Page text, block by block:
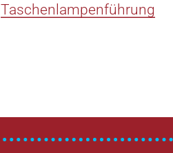
Taschenlampenführung